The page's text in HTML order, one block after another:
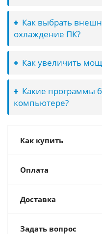
Как выбрать
охлаждение ПК?
Как увеличить
Какие программы
компьютере?
Как купить
Оплата
Доставка
Задать вопрос